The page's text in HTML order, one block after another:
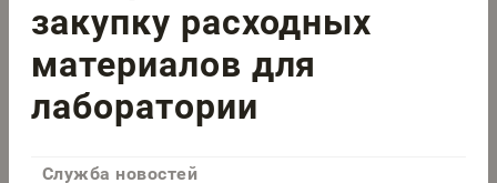
закупку расходных
материалов для
лаборатории
Служба новостей